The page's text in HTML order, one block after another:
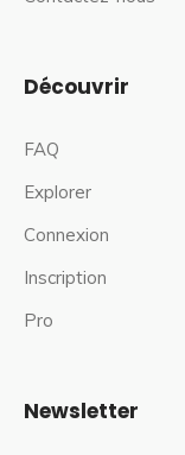
Découvrir
FAQ
Explorer
Connexion
Inscription
Pro
Newsletter